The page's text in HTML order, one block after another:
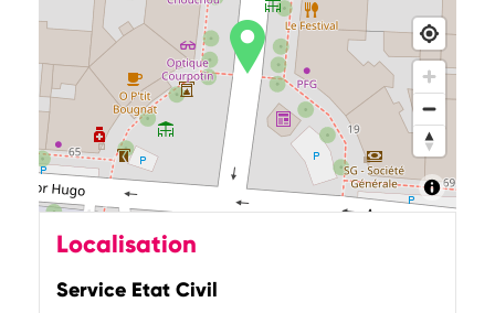
Localisation
Service Etat Civil